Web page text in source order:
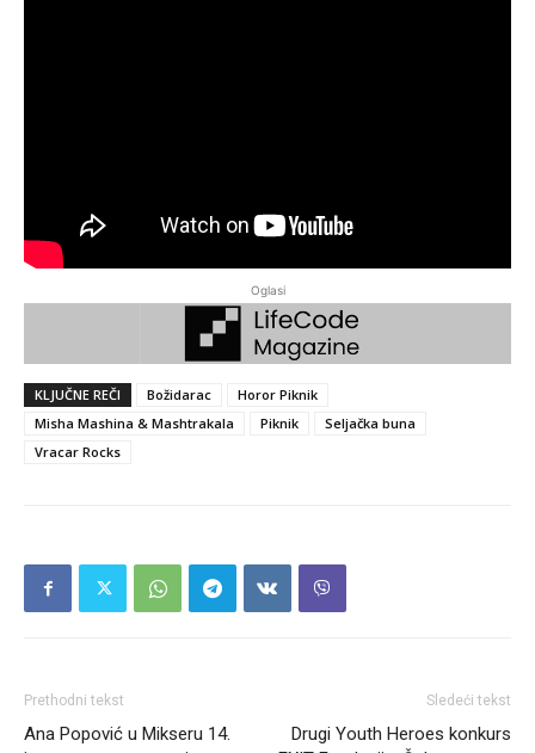
Oglasi
KLJUČNE REČI Božidarac
Horor Piknik
Misha Mashina & Mashtrakala
Piknik
Seljačka buna
Vracar Rocks
Prethodni tekst
Ana Popović u Mikseru 14.
Sledeći tekst
Drugi Youth Heroes konkurs